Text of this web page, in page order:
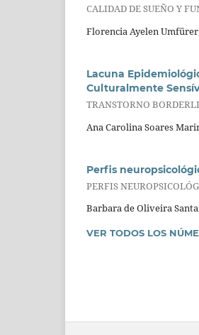
CALIDAD DE SUEÑO Y
Florencia Ayelen
Lacuna
Culturalmente
TRANSTORNO
Ana Carolina Soares
Perfis
PERFIS
Barbara de Oliveira
VER TODOS LOS